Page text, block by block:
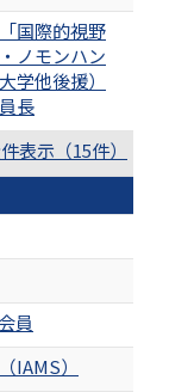
国際的視野
ノモンハン
学他後援）
長
表示（15件）
員
IAMS）